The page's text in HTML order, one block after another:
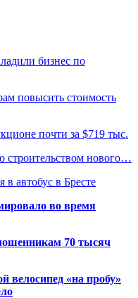
бизнес по
повысить стоимость
почти за $719 тыс.
строительством нового…
в автобус в Бресте
во время
70 тысяч
велосипед «на пробу»